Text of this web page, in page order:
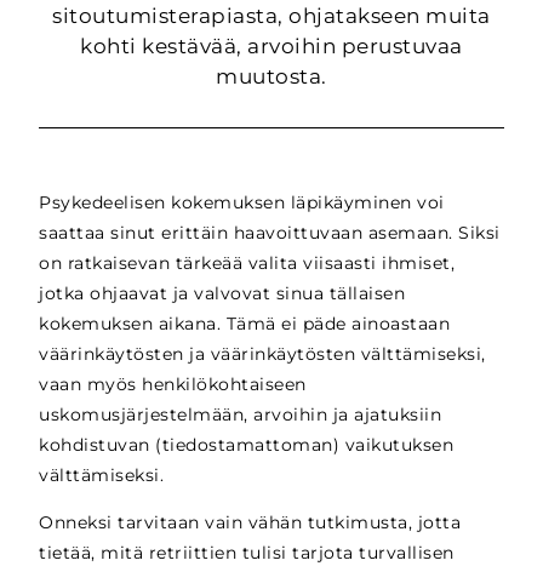
sitoutumisterapiasta, ohjatakseen muita
kohti kestävää, arvoihin perustuvaa
muutosta.
Psykedeelisen kokemuksen läpikäyminen voi
saattaa sinut erittäin haavoittuvaan asemaan. Siksi
on ratkaisevan tärkeää valita viisaasti ihmiset,
jotka ohjaavat ja valvovat sinua tällaisen
kokemuksen aikana. Tämä ei päde ainoastaan
väärinkäytösten ja väärinkäytösten välttämiseksi,
vaan myös henkilökohtaiseen
uskomusjärjestelmään, arvoihin ja ajatuksiin
kohdistuvan (tiedostamattoman) vaikutuksen
välttämiseksi.
Onneksi tarvitaan vain vähän tutkimusta, jotta
tietää, mitä retriittien tulisi tarjota turvallisen